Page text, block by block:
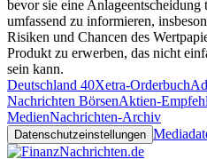
bevor sie eine
umfassend zu informieren,
Risiken und Chancen des
Produkt zu erwerben, das nicht
sein kann.
Deutschland 40Xetra-Orderbuch
Nachrichten BörsenAktien-
MedienNachrichten-Archiv
Datenschutzeinstellungen